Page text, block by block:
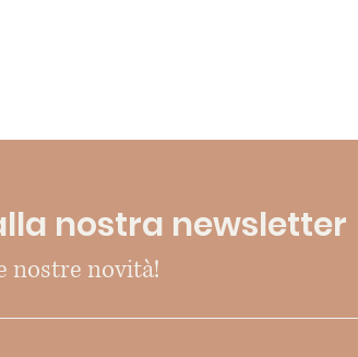
nostra newsletter
nostre novità!